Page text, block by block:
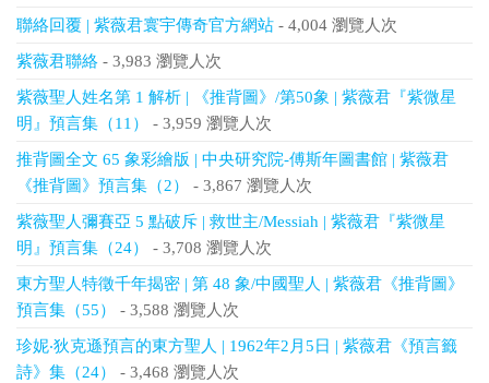
聯絡回覆 | 紫薇君寰宇傳奇官方網站 - 4,004 瀏覽人次
紫薇君聯絡 - 3,983 瀏覽人次
紫薇聖人姓名第 1 解析 | 《推背圖》/第50象 | 紫薇君『紫微星
明』預言集（11）
- 3,959 瀏覽人次
推背圖全文 65 象彩繪版 | 中央研究院-傅斯年圖書館 | 紫薇君
《推背圖》預言集（2）
- 3,867 瀏覽人次
紫薇聖人彌賽亞 5 點破斥 | 救世主/Messiah | 紫薇君『紫微星
明』預言集（24）
- 3,708 瀏覽人次
東方聖人特徵千年揭密 | 第 48 象/中國聖人 | 紫薇君《推背圖》
預言集（55）
- 3,588 瀏覽人次
珍妮‧狄克遜預言的東方聖人 | 1962年2月5日 | 紫薇君《預言籤
詩》集（24）
- 3,468 瀏覽人次